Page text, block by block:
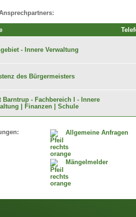
- Innere Verwaltung
des Bürgermeisters
Barntrup - Fachbereich I - Innere
| Finanzen | Schule
Allgemeine Anfragen
Mängelmelder